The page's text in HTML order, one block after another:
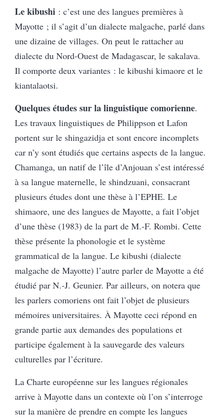
Le kibushi : c’est une des langues premières à
Mayotte ; il s’agit d’un dialecte malgache, parlé dans
une dizaine de villages. On peut le rattacher au
dialecte du Nord-Ouest de Madagascar, le sakalava.
Il comporte deux variantes : le kibushi kimaore et le
kiantalaotsi.
Quelques études sur la linguistique comorienne.
Les travaux linguistiques de Philippson et Lafon
portent sur le shingazidja et sont encore incomplets
car n’y sont étudiés que certains aspects de la langue.
Chamanga, un natif de l’île d’Anjouan s’est intéressé
à sa langue maternelle, le shindzuani, consacrant
plusieurs études dont une thèse à l’EPHE. Le
shimaore, une des langues de Mayotte, a fait l’objet
d’une thèse (1983) de la part de M.-F. Rombi. Cette
thèse présente la phonologie et le système
grammatical de la langue. Le kibushi (dialecte
malgache de Mayotte) l’autre parler de Mayotte a été
étudié par N.-J. Geunier. Par ailleurs, on notera que
les parlers comoriens ont fait l’objet de plusieurs
mémoires universitaires. À Mayotte ceci répond en
grande partie aux demandes des populations et
participe également à la sauvegarde des valeurs
culturelles par l’écriture.
La Charte européenne sur les langues régionales
arrive à Mayotte dans un contexte où l’on s’interroge
sur la manière de prendre en compte les langues